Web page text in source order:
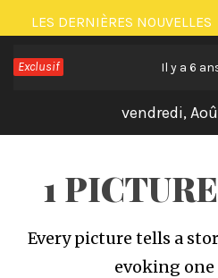
Passer
au
contenu
LES DERNIÈRES NOUVELLES
Exclusif Il y a 6 ans
vendredi,
1
Every picture tells a
evoking